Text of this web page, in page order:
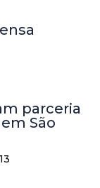
parceria
São